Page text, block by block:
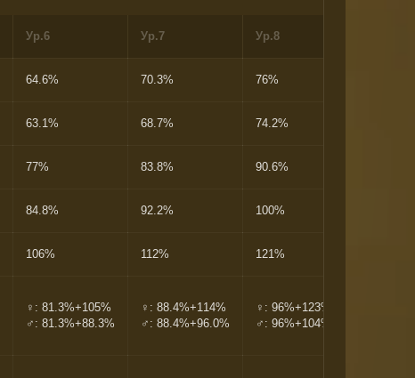
Ур.6 Ур.7 Ур.8
64.6% 70.3% 76%
63.1% 68.7% 74.2%
77% 83.8% 90.6%
84.8% 92.2% 100%
106% 112% 121%
♀: 81.3%+105%
♂: 81.3%+88.3%
♀: 88.4%+114%
♂: 88.4%+96.0%
♀: 96%+123%
♂: 96%+104%